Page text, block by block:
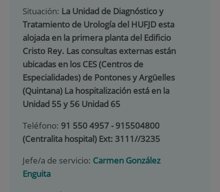
Situación: La Unidad de Diagnóstico y
Tratamiento de Urología del HUFJD esta
alojada en la primera planta del Edificio
Cristo Rey. Las consultas externas están
ubicadas en los CES (Centros de
Especialidades) de Pontones y Argüelles
(Quintana) La hospitalización está en la
Unidad 55 y 56 Unidad 65
Teléfono: 91 550 4957 - 915504800
(Centralita hospital) Ext: 3111//3235
Jefe/a de servicio: Carmen González
Enguita